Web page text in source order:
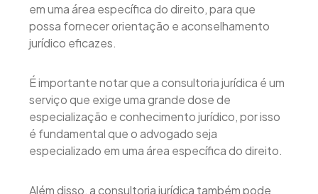
em uma área específica do direito, para que
possa fornecer orientação e aconselhamento
jurídico eficazes.
É importante notar que a consultoria jurídica é um
serviço que exige uma grande dose de
especialização e conhecimento jurídico, por isso
é fundamental que o advogado seja
especializado em uma área específica do direito.
Além disso, a consultoria jurídica também pode